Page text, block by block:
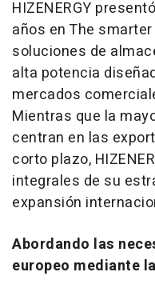
HIZENERGY
años en The
soluciones de
alta potencia
mercados
Mientras que la
centran en las
corto plazo,
integrales de su
expansión
Abordando las
europeo mediante